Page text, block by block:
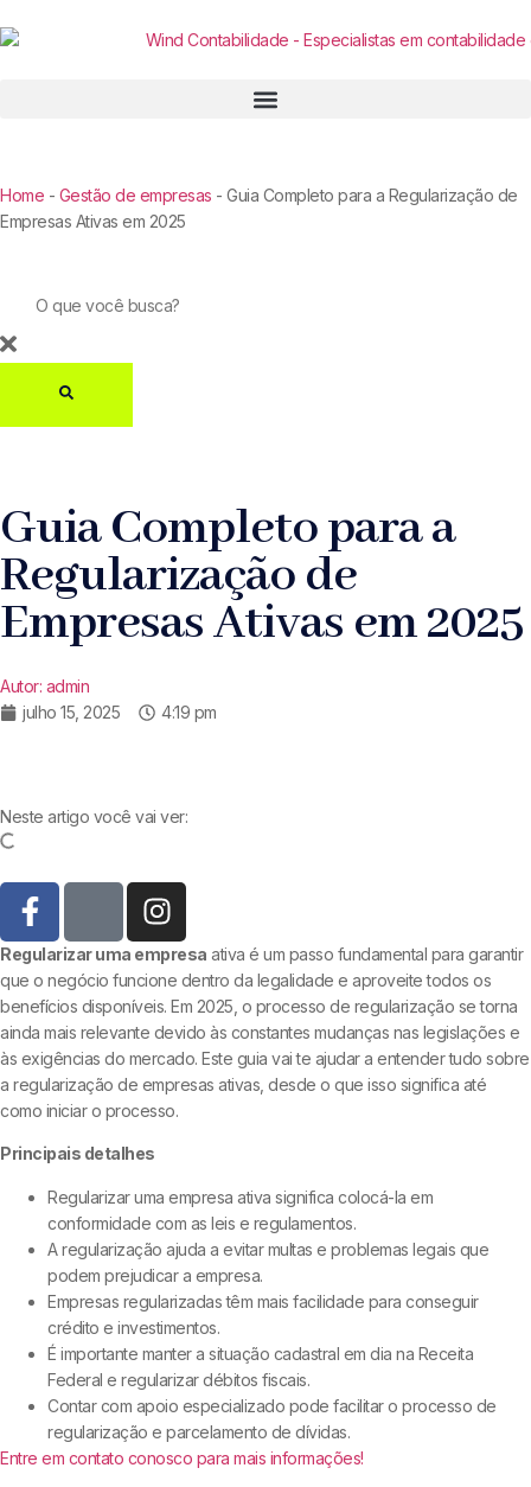
Home - Gestão de empresas - Guia Completo para a Regularização de
Empresas Ativas em 2025
Guia Completo para a
Regularização de
Empresas Ativas em 2025
Autor: admin
julho 15, 2025
4:19 pm
Neste artigo você vai ver:
Regularizar uma empresa ativa é um passo fundamental para garantir
que o negócio funcione dentro da legalidade e aproveite todos os
benefícios disponíveis. Em 2025, o processo de regularização se torna
ainda mais relevante devido às constantes mudanças nas legislações e
às exigências do mercado. Este guia vai te ajudar a entender tudo sobre
a regularização de empresas ativas, desde o que isso significa até
como iniciar o processo.
Principais detalhes
Regularizar uma empresa ativa significa colocá-la em
conformidade com as leis e regulamentos.
A regularização ajuda a evitar multas e problemas legais que
podem prejudicar a empresa.
Empresas regularizadas têm mais facilidade para conseguir
crédito e investimentos.
É importante manter a situação cadastral em dia na Receita
Federal e regularizar débitos fiscais.
Contar com apoio especializado pode facilitar o processo de
regularização e parcelamento de dívidas.
Entre em contato conosco para mais informações!